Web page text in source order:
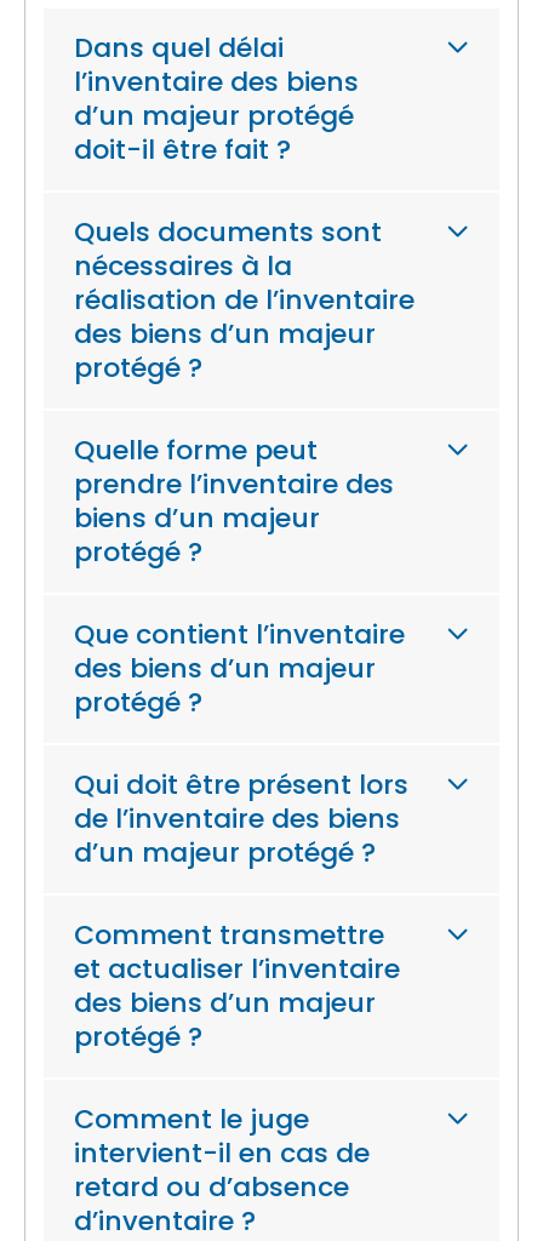
Dans quel délai
l’inventaire des biens
d’un majeur protégé
doit-il être fait ?
Quels documents sont
nécessaires à la
réalisation de l’inventaire
des biens d’un majeur
protégé ?
Quelle forme peut
prendre l’inventaire des
biens d’un majeur
protégé ?
Que contient l’inventaire
des biens d’un majeur
protégé ?
Qui doit être présent lors
de l’inventaire des biens
d’un majeur protégé ?
Comment transmettre
et actualiser l’inventaire
des biens d’un majeur
protégé ?
Comment le juge
intervient-il en cas de
retard ou d’absence
d’inventaire ?